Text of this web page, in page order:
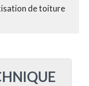
de toiture